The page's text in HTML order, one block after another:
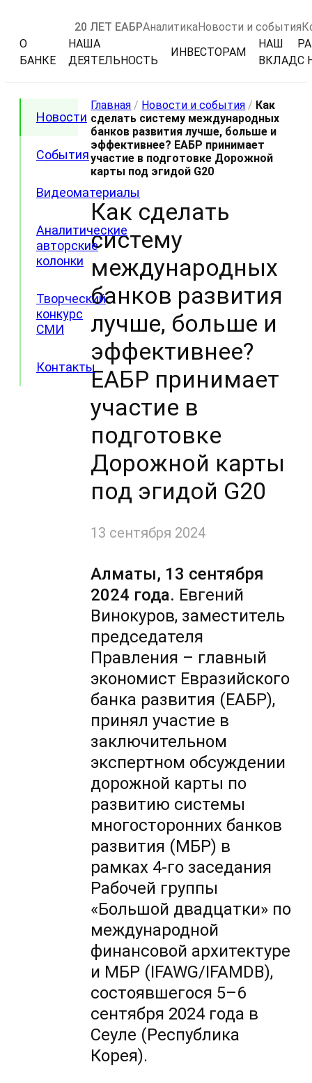
20 ЛЕТ ЕАБРАналитикаНовости и события
О
БАНКЕ
НАША
ДЕЯТЕЛЬНОСТЬ
ИНВЕСТОРАМ
НАШ
ВКЛАДС
Новости
События
Видеоматериалы
Аналитические
авторские
колонки
Творческий
конкурс
СМИ
Контакты
Главная / Новости и события / Как
сделать систему международных
банков развития лучше, больше и
эффективнее? ЕАБР принимает
участие в подготовке Дорожной
карты под эгидой G20
Как сделать
систему
международных
банков развития
лучше, больше и
эффективнее?
ЕАБР принимает
участие в
подготовке
Дорожной карты
под эгидой G20
13 сентября 2024
Алматы, 13 сентября
2024 года. Евгений
Винокуров, заместитель
председателя
Правления – главный
экономист Евразийского
банка развития (ЕАБР),
принял участие в
заключительном
экспертном обсуждении
дорожной карты по
развитию системы
многосторонних банков
развития (МБР) в
рамках 4-го заседания
Рабочей группы
«Большой двадцатки» по
международной
финансовой архитектуре
и МБР (IFAWG/IFAMDB),
состоявшегося 5–6
сентября 2024 года в
Сеуле (Республика
Корея).